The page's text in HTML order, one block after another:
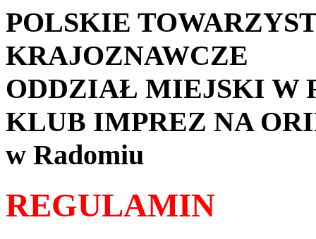
POLSKIE
KRAJOZNAWCZE
ODDZIAŁ MIEJSKI W
KLUB IMPREZ NA
w Radomiu
REGULAMIN